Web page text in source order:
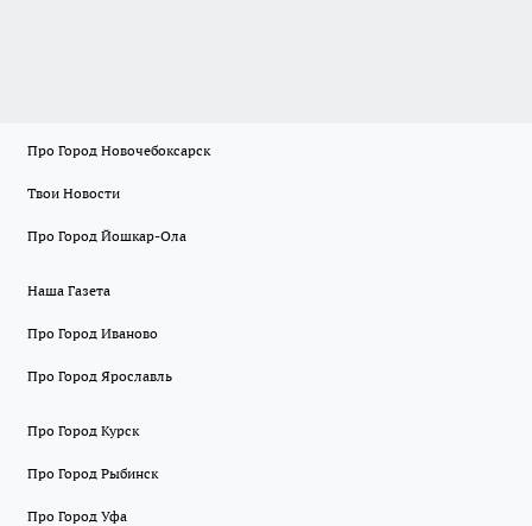
Про Город Новочебоксарск
Твои Новости
Про Город Йошкар-Ола
Наша Газета
Про Город Иваново
Про Город Ярославль
Про Город Курск
Про Город Рыбинск
Про Город Уфа